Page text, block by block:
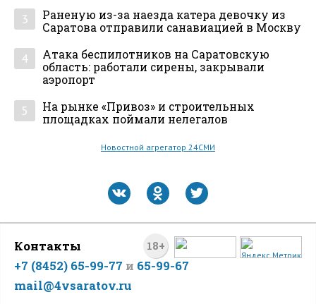
3
Раненую из-за наезда катера девочку из
Саратова отправили санавиацией в Москву
4
Атака беспилотников на Саратовскую
область: работали сирены, закрывали
аэропорт
5
На рынке «Привоз» и строительных
площадках поймали нелегалов
Новостной агрегатор 24СМИ
18+
Контакты
+7 (8452) 65-99-77 и 65-99-67
mail@4vsaratov.ru